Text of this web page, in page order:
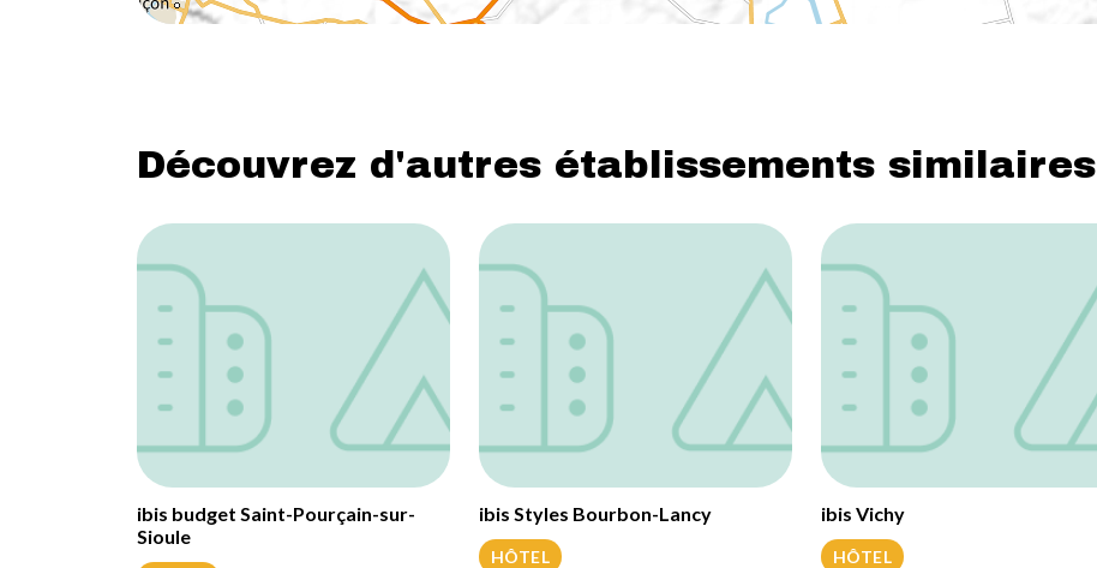
Découvrez d'autres établissements similaires
ibis budget Saint-Pourçain-sur-
Sioule
ibis Styles Bourbon-Lancy
HÔTEL
ibis Vichy
HÔTEL